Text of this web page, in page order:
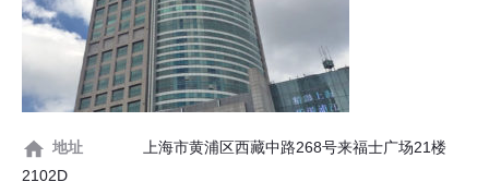
地址
上海市黄浦区西藏中路268号来福士广场21楼
2102D